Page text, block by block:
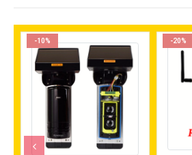
-10% -20%